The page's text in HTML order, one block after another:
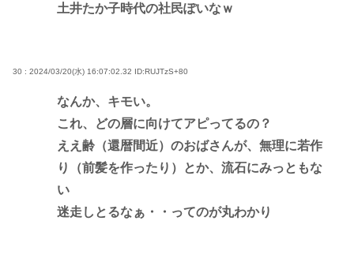
土井たか子時代の社民ぽいなｗ
30 : 2024/03/20(水) 16:07:02.32 ID:RUJTzS+80
なんか、キモい。
これ、どの層に向けてアピってるの？
ええ齢（還暦間近）のおばさんが、無理に若作
り（前髪を作ったり）とか、流石にみっともな
い
迷走しとるなぁ・・ってのが丸わかり